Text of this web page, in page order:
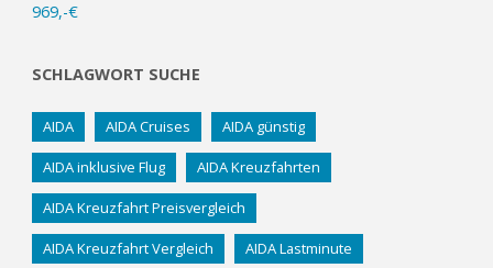
969,-€
SCHLAGWORT SUCHE
AIDA AIDA Cruises AIDA günstig
AIDA inklusive Flug AIDA Kreuzfahrten
AIDA Kreuzfahrt Preisvergleich
AIDA Kreuzfahrt Vergleich AIDA Lastminute